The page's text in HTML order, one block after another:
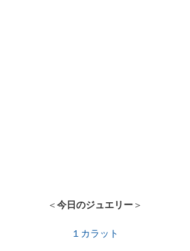
＜ 今日のジュエリー ＞
１カラット